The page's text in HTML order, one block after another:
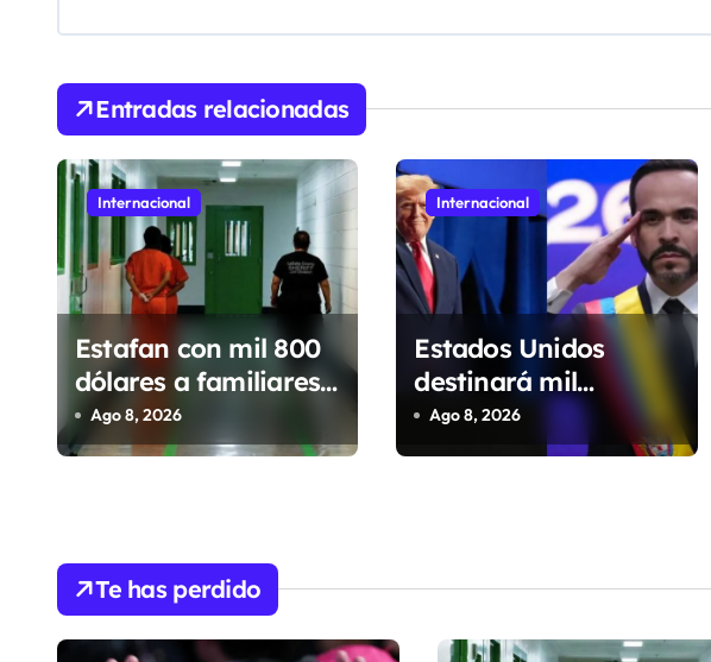
g
a
c
i
ó
n
d
e
e
r
a
Entradas relacionadas
Internacional
Estafan con mil 800
dólares a familiares
de migrantes
detenidos en Estados
Ago 8, 2026
Internacional
Estados Unidos
destinará mil
millones de dólares a
Colombia para
Ago 8, 2026
Te has perdido